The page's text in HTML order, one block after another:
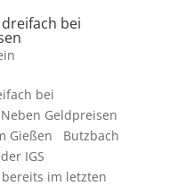
bei
bei
Geldpreisen
Gießen Butzbach
IGS
im letzten